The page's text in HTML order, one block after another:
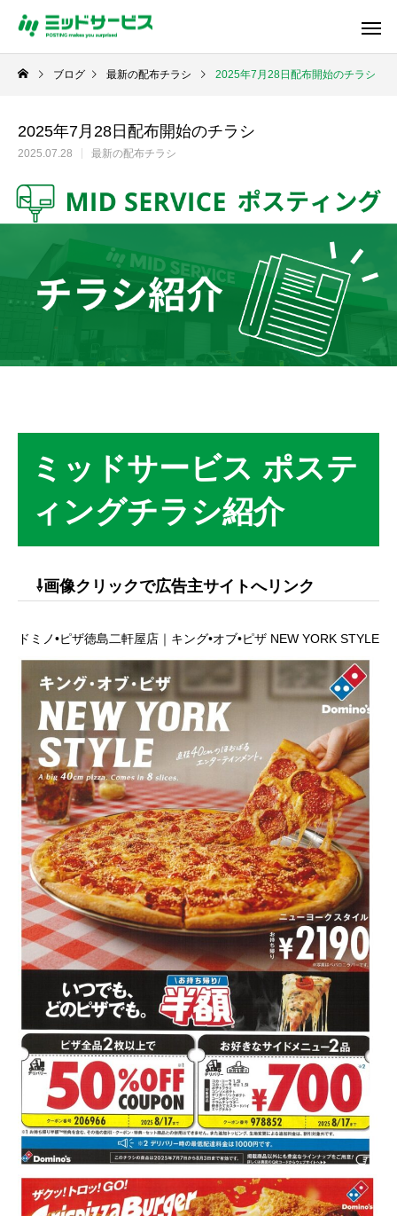
ブログ 最新の配布チラシ 2025年7月28日配布開始のチラシ
2025年7月28日配布開始のチラシ
2025.07.28 最新の配布チラシ
ミッドサービス ポステ
ィングチラシ紹介
⇩画像クリックで広告主サイトへリンク
ドミノ•ピザ徳島二軒屋店｜キング•オブ•ピザ NEW YORK STYLE